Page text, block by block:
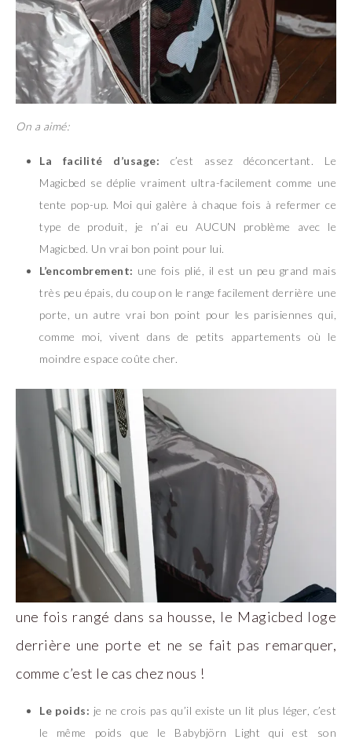
On a aimé:
La facilité d’usage: c’est assez déconcertant. Le
Magicbed se déplie vraiment ultra-facilement comme une
tente pop-up. Moi qui galère à chaque fois à refermer ce
type de produit, je n’ai eu AUCUN problème avec le
Magicbed. Un vrai bon point pour lui.
L’encombrement: une fois plié, il est un peu grand mais
très peu épais, du coup on le range facilement derrière une
porte, un autre vrai bon point pour les parisiennes qui,
comme moi, vivent dans de petits appartements où le
moindre espace coûte cher.
une fois rangé dans sa housse, le Magicbed loge
derrière une porte et ne se fait pas remarquer,
comme c’est le cas chez nous !
Le poids: je ne crois pas qu’il existe un lit plus léger, c’est
le même poids que le Babybjörn Light qui est son